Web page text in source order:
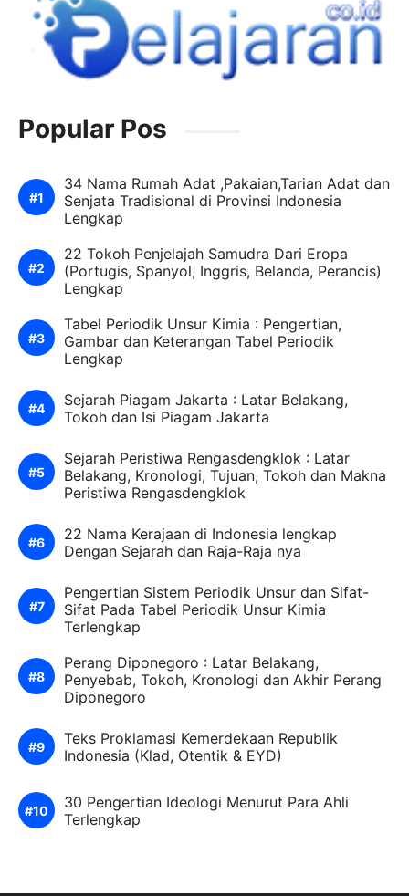
Popular Pos
34 Nama Rumah Adat ,Pakaian,Tarian Adat dan
Senjata Tradisional di Provinsi Indonesia
Lengkap
22 Tokoh Penjelajah Samudra Dari Eropa
(Portugis, Spanyol, Inggris, Belanda, Perancis)
Lengkap
Tabel Periodik Unsur Kimia : Pengertian,
Gambar dan Keterangan Tabel Periodik
Lengkap
Sejarah Piagam Jakarta : Latar Belakang,
Tokoh dan Isi Piagam Jakarta
Sejarah Peristiwa Rengasdengklok : Latar
Belakang, Kronologi, Tujuan, Tokoh dan Makna
Peristiwa Rengasdengklok
22 Nama Kerajaan di Indonesia lengkap
Dengan Sejarah dan Raja-Raja nya
Pengertian Sistem Periodik Unsur dan Sifat-
Sifat Pada Tabel Periodik Unsur Kimia
Terlengkap
Perang Diponegoro : Latar Belakang,
Penyebab, Tokoh, Kronologi dan Akhir Perang
Diponegoro
Teks Proklamasi Kemerdekaan Republik
Indonesia (Klad, Otentik & EYD)
30 Pengertian Ideologi Menurut Para Ahli
Terlengkap